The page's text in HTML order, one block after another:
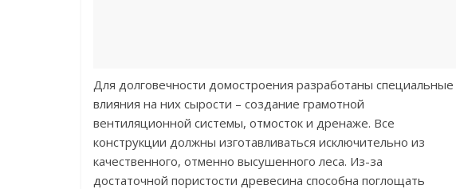
Для долговечности домостроения разработаны специальные
влияния на них сырости – создание грамотной
вентиляционной системы, отмосток и дренаже. Все
конструкции должны изготавливаться исключительно из
качественного, отменно высушенного леса. Из-за
достаточной пористости древесина способна поглощать